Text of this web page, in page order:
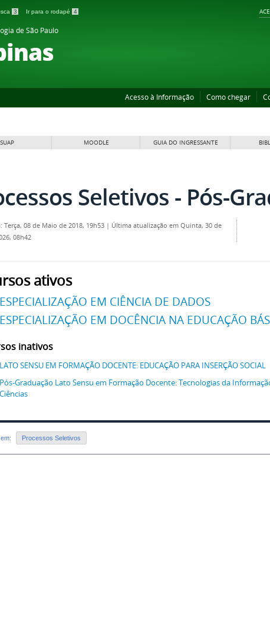
3 Ir para o rodapé 4
de São Paulo
Acesso à Informação Como chegar
SUAP MOODLE GUIA DO INGRESSANTE
Seletivos - Pós-
Terça, 08 de Maio de 2018, 19h53 | Última atualização em Quinta, 30 de
08h42
ativos
ESPECIALIZAÇÃO EM CIÊNCIA DE DADOS
ESPECIALIZAÇÃO EM DOCÊNCIA NA EDUCAÇÃO
inativos
LATO SENSU EM FORMAÇÃO DOCENTE: EDUCAÇÃO PARA INSERÇÃO SOCIAL
Pós-Graduação Lato Sensu em Formação Docente: Tecnologias da
Ciências
Processos Seletivos